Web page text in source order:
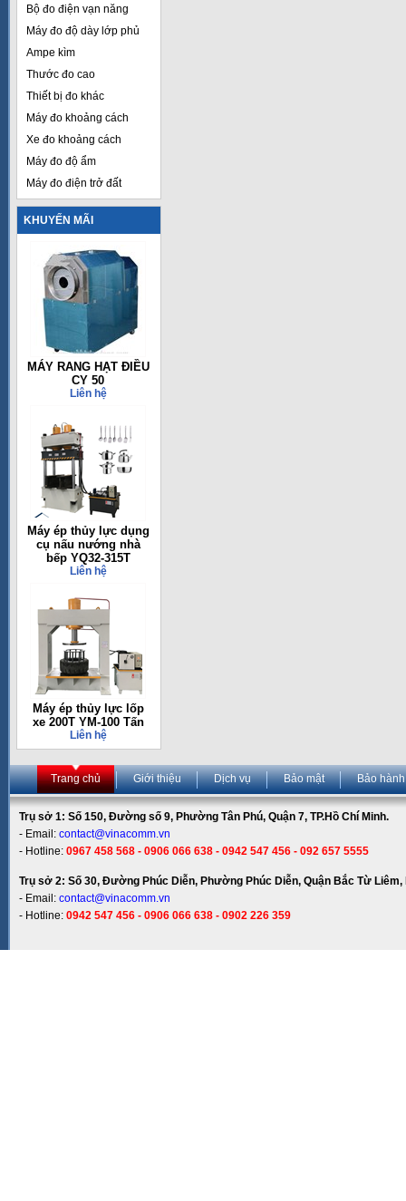
Bộ đo điện vạn năng
Máy đo độ dày lớp phủ
Ampe kìm
Thước đo cao
Thiết bị đo khác
Máy đo khoảng cách
Xe đo khoảng cách
Máy đo độ ẩm
Máy đo điện trở đất
KHUYẾN MÃI
MÁY RANG HẠT ĐIỀU
CY 50
Liên hệ
Máy ép thủy lực dụng
cụ nấu nướng nhà
bếp YQ32-315T
Liên hệ
Máy ép thủy lực lốp
xe 200T YM-100 Tấn
Liên hệ
Trang chủ Giới thiệu Dịch vụ Bảo mật Bảo hành
Trụ sở 1: Số 150, Đường số 9, Phường Tân Phú, Quận 7, TP.Hồ Chí Minh.
- Email: contact@vinacomm.vn
- Hotline: 0967 458 568 - 0906 066 638 - 0942 547 456 - 092 657 5555
Trụ sở 2: Số 30, Đường Phúc Diễn, Phường Phúc Diễn, Quận Bắc Từ Liêm,
- Email: contact@vinacomm.vn
- Hotline: 0942 547 456 - 0906 066 638 - 0902 226 359